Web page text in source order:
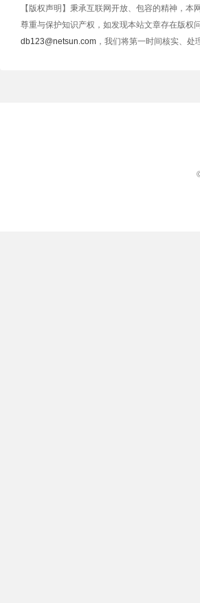
【版权声明】秉承互联网开放、包容的精神，
尊重与保护知识产权，如发现本站文章存在版权
db123@netsun.com ，我们将第一时间核实、处